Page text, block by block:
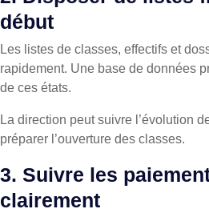
début
Les listes de classes, effectifs et
rapidement. Une base de données
de ces états.
La direction peut suivre l’évolution
préparer l’ouverture des classes.
3. Suivre les
clairement